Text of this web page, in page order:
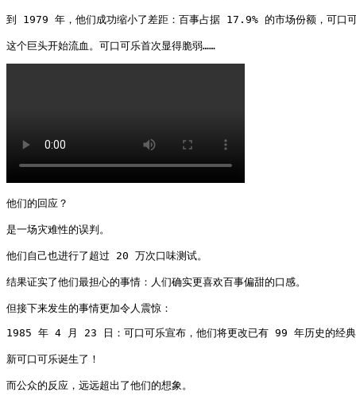
到 1979 年，他们成功缩小了差距：百事占据 17.9% 的市场份额，可口
这个巨头开始流血。可口可乐首次显得脆弱……
他们的回应？
是一场灾难性的误判。
他们自己也进行了超过 20 万次口味测试。
结果证实了他们最担心的事情：人们确实更喜欢百事偏甜的口感。
但接下来发生的事情更加令人震惊：
1985 年 4 月 23 日：可口可乐宣布，他们将更改已有 99 年历史的经典
新可口可乐诞生了！
而公众的反应，远远超出了他们的想象。